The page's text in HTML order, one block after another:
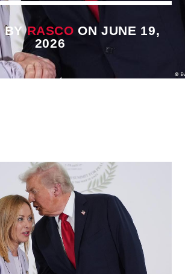
BYRASCO ON JUNE 19,
2026